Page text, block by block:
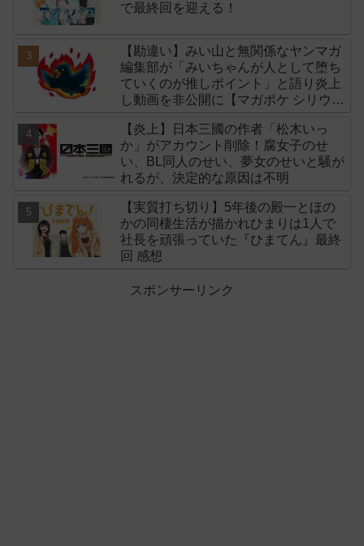
で最終回を迎える！
【勘違い】みい山と無関係なヤンマガ
編集部が「みいちゃんが人として堕ち
ていくのが推しポイント」と語り炎上
し動画を非公開に【マガポケ シリウ
【炎上】日本三國の作者「松木いっ
か」がアカウント削除！腐女子のせ
い、BL同人のせい、夢女のせいと騒が
れるが、決定的な原因は不明
【実質打ち切り】5年後の殿一とほの
かの同棲生活が描かれひまりは1人で
社長を頑張っていた『ひまてん』最終
回 感想
スポンサーリンク